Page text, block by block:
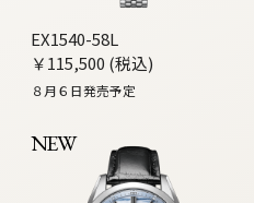
EX1540-58L
￥115,500 (税込)
８月６日発売予定
NEW